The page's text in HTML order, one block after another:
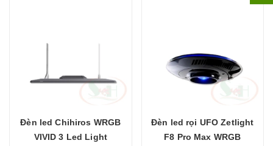
Đèn led Chihiros WRGB
VIVID 3 Led Light
Đèn led rọi UFO Zetlight
F8 Pro Max WRGB